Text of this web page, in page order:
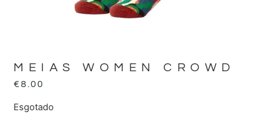
MEIAS WOMEN CROWD
€8.00
Esgotado